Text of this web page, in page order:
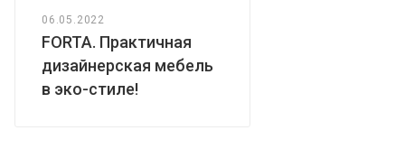
06.05.2022
FORTA. Практичная
дизайнерская мебель
в эко-стиле!